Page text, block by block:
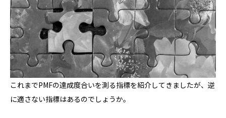
これまでPMFの達成度合いを測る指標を紹介してきましたが、逆
に適さない指標はあるのでしょうか。